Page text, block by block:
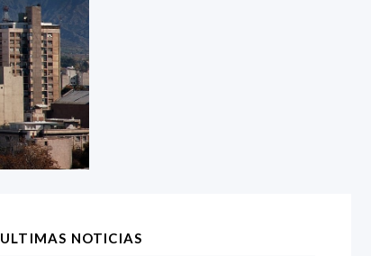
ULTIMAS NOTICIAS